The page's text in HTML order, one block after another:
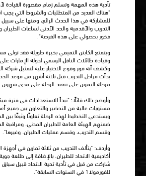
تأدية هذه المهمة وتسلم زمام مقصورة القيادة
"هناك العديد من المتطلبات والشروط التي يجب
للمشاركة في هذا الحدث الرائع، ومنها على
التدريب والأقدمية والحد الأدنى لساعات الطيران
فخور بحصولي على هذه الفرصة".
ويتمتع الكابتن التميمي بخبرة طويلة فقد تولى
وكشف أنه فور وقوع الاختيار عليه لتمثيل شركة
بدأت مراحل التدريب قبل ثلاثة أشهر من موعد
مرحلة التمرين على تنفيذ الرحلة على مدى شهرين.
وأوضح ذلك قائلًا: "تبدأ الاستعدادات في فترة
مستويات عالية من التحضير والتعاون بين جميع
ويستدعي التخطيط لهذه الرحلة تعاونًا وثيقًا بين
ضمنهم الهيئة العامة للطيران المدني، ومراقبة
وقسم التدريب، وقسم عمليات الطيران، وغيرها".
وأردف: "يتألف التدريب من ثلاثة تمارين في
أكاديمية الاتحاد للطيران، بالإضافة إلى طلعة
شاركت من قبل في تأدية تحية الاتحاد قبيل سباق
للفورمولا1 في السنوات السابقة".